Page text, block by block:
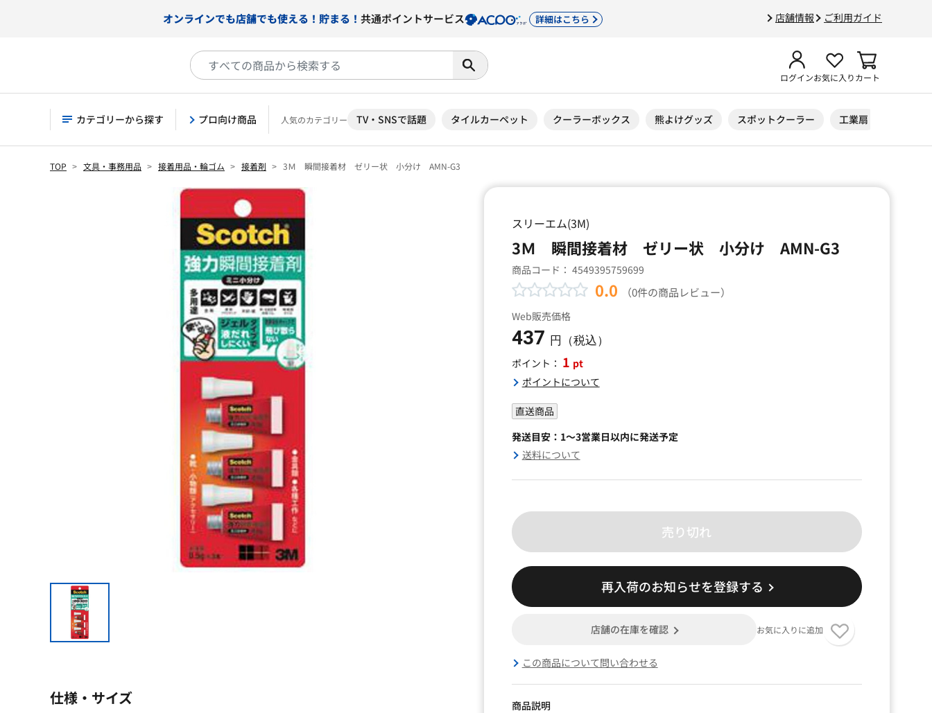
店舗情報 ご利用ガイド
オンラインでも店舗でも使える！貯まる！ 共通ポイントサービス 詳細はこちら
ログインお気に入りカート
カテゴリーから探す プロ向け商品 人気のカテゴリー TV・SNSで話題 タイルカーペット クーラーボックス 熊よけグッズ スポットクーラー 工業扇
TOP 文具・事務用品 接着用品・輪ゴム 接着剤 3Ｍ 瞬間接着材 ゼリー状 小分け AMN-G3
スリーエム(3M)
3Ｍ 瞬間接着材 ゼリー状 小分け AMN-G3
商品コード： 4549395759699
0.0 （0件の商品レビュー）
Web販売価格
437 円（税込）
ポイント： 1 pt
ポイントについて
直送商品
発送目安：1～3営業日以内に発送予定
送料について
売り切れ
再入荷のお知らせを登録する
店舗の在庫を確認 お気に入りに追加
この商品について問い合わせる
商品説明
仕様・サイズ